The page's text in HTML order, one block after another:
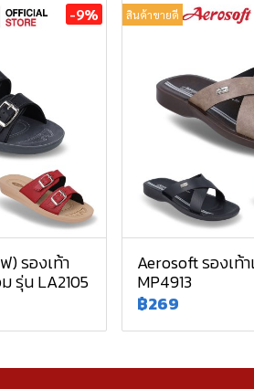
-9%
) รองเท้า
รุ่น LA2105
สินค้าขายดี
Aerosoft รองเท้
MP4913
฿269